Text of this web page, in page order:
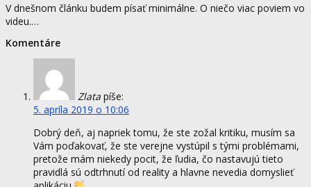
V dnešnom článku budem písať minimálne. O niečo viac poviem vo
videu.…
Komentáre
Zlata píše:
5. apríla 2019 o 10:06
Dobrý deň, aj napriek tomu, že ste zožal kritiku, musím sa
Vám poďakovať, že ste verejne vystúpil s tými problémami,
pretože mám niekedy pocit, že ľudia, čo nastavujú tieto
pravidlá sú odtrhnutí od reality a hlavne nevedia domyslieť